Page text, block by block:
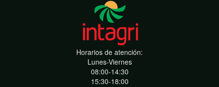
Horarios de atención:
Lunes-Viernes
08:00-14:30
15:30-18:00